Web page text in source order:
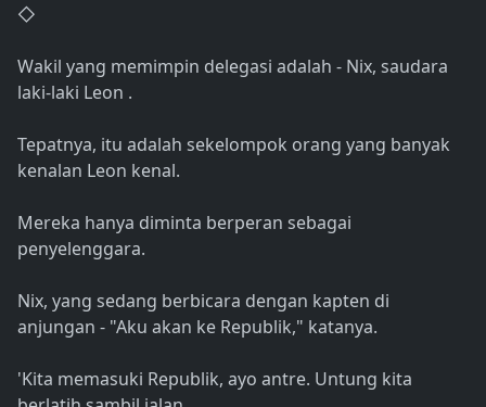
◇
Wakil yang memimpin delegasi adalah - Nix, saudara
laki-laki Leon .
Tepatnya, itu adalah sekelompok orang yang banyak
kenalan Leon kenal.
Mereka hanya diminta berperan sebagai
penyelenggara.
Nix, yang sedang berbicara dengan kapten di
anjungan - "Aku akan ke Republik," katanya.
'Kita memasuki Republik, ayo antre. Untung kita